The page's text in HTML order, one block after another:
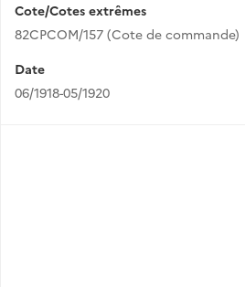
Cote/Cotes extrêmes
82CPCOM/157 (Cote de commande)
Date
06/1918-05/1920